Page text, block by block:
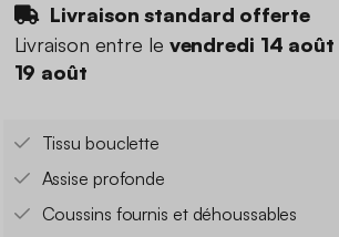
Livraison standard offerte
Livraison entre le vendredi 14 août
19 août
Tissu bouclette
Assise profonde
Coussins fournis et déhoussables